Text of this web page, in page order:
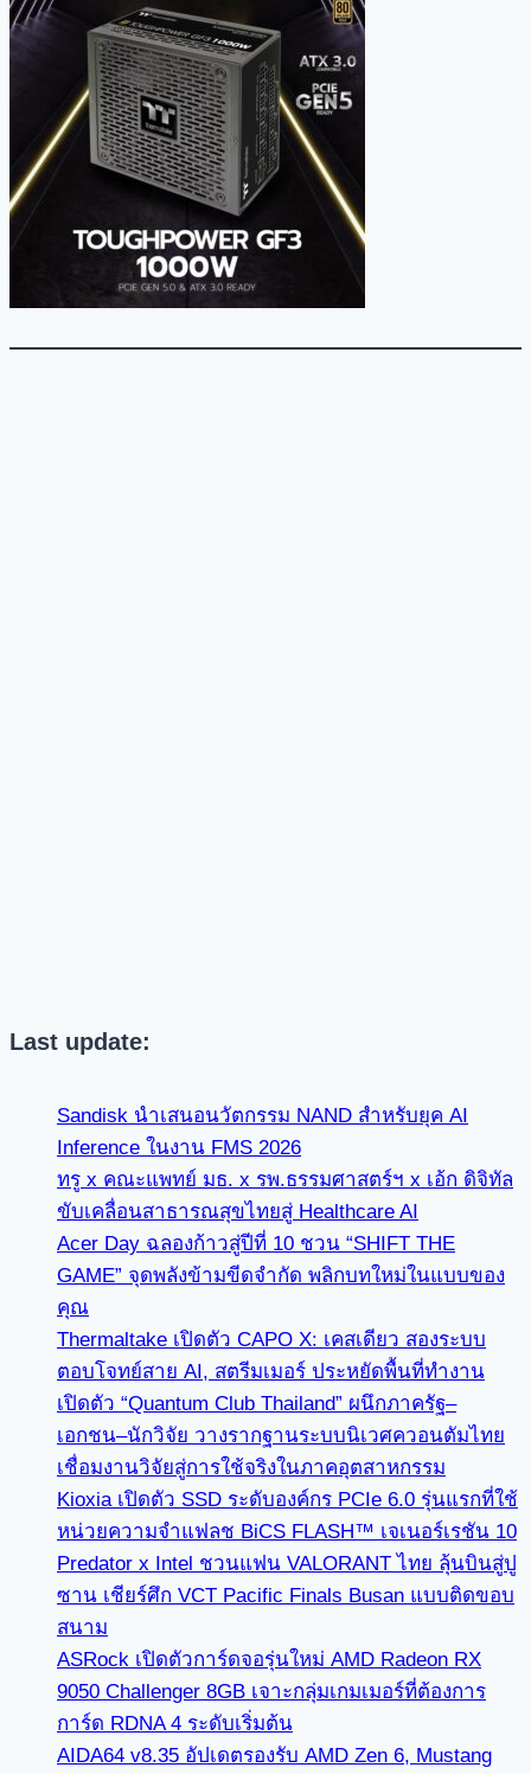
Last update:
Sandisk นำเสนอนวัตกรรม NAND สำหรับยุค AI
Inference ในงาน FMS 2026
ทรู x คณะแพทย์ มธ. x รพ.ธรรมศาสตร์ฯ x เอ้ก ดิจิทัล
ขับเคลื่อนสาธารณสุขไทยสู่ Healthcare AI
Acer Day ฉลองก้าวสู่ปีที่ 10 ชวน “SHIFT THE
GAME” จุดพลังข้ามขีดจำกัด พลิกบทใหม่ในแบบของ
คุณ
Thermaltake เปิดตัว CAPO X: เคสเดียว สองระบบ
ตอบโจทย์สาย AI, สตรีมเมอร์ ประหยัดพื้นที่ทำงาน
เปิดตัว “Quantum Club Thailand” ผนึกภาครัฐ–
เอกชน–นักวิจัย วางรากฐานระบบนิเวศควอนตัมไทย
เชื่อมงานวิจัยสู่การใช้จริงในภาคอุตสาหกรรม
Kioxia เปิดตัว SSD ระดับองค์กร PCIe 6.0 รุ่นแรกที่ใช้
หน่วยความจำแฟลช BiCS FLASH™ เจเนอร์เรชัน 10
Predator x Intel ชวนแฟน VALORANT ไทย ลุ้นบินสู่ปู
ซาน เชียร์ศึก VCT Pacific Finals Busan แบบติดขอบ
สนาม
ASRock เปิดตัวการ์ดจอรุ่นใหม่ AMD Radeon RX
9050 Challenger 8GB เจาะกลุ่มเกมเมอร์ที่ต้องการ
การ์ด RDNA 4 ระดับเริ่มต้น
AIDA64 v8.35 อัปเดตรองรับ AMD Zen 6, Mustang